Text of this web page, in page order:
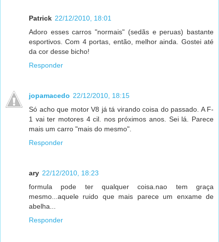
Patrick 22/12/2010, 18:01
Adoro esses carros "normais" (sedãs e peruas) bastante
esportivos. Com 4 portas, então, melhor ainda. Gostei até
da cor desse bicho!
Responder
jopamacedo 22/12/2010, 18:15
Só acho que motor V8 já tá virando coisa do passado. A F-
1 vai ter motores 4 cil. nos próximos anos. Sei lá. Parece
mais um carro "mais do mesmo".
Responder
ary 22/12/2010, 18:23
formula pode ter qualquer coisa.nao tem graça
mesmo...aquele ruido que mais parece um enxame de
abelha...
Responder